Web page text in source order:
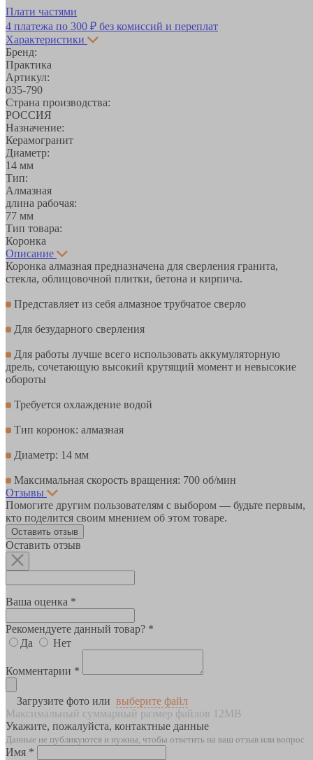
Плати частями
4 платежа по 300 ₽ без комиссий и переплат
Характеристики
Бренд:
Практика
Артикул:
035-790
Страна производства:
РОССИЯ
Назначение:
Керамогранит
Диаметр:
14 мм
Тип:
Алмазная
длина рабочая:
77 мм
Тип товара:
Коронка
Описание
Коронка алмазная предназначена для сверления гранита,
стекла, облицовочной плитки, бетона и кирпича.
Представляет из себя алмазное трубчатое сверло
Для безударного сверления
Для работы лучше всего использовать аккумуляторную
дрель, сочетающую высокий крутящий момент и невысокие
обороты
Требуется охлаждение водой
Тип коронок: алмазная
Диаметр: 14 мм
Максимальная скорость вращения: 700 об/мин
Отзывы
Помогите другим пользователям с выбором — будьте первым,
кто поделится своим мнением об этом товаре.
Оставить отзыв
Оставить отзыв
Ваша оценка *
Рекомендуете данный товар? *
Да
Нет
Комментарии *
Загрузите фото или выберите файл
Максимальный суммарный размер файлов 12MB
Укажите, пожалуйста, контактные данные
Данные не публикуются и нужны, чтобы ответить на ваш отзыв или вопрос
Имя *